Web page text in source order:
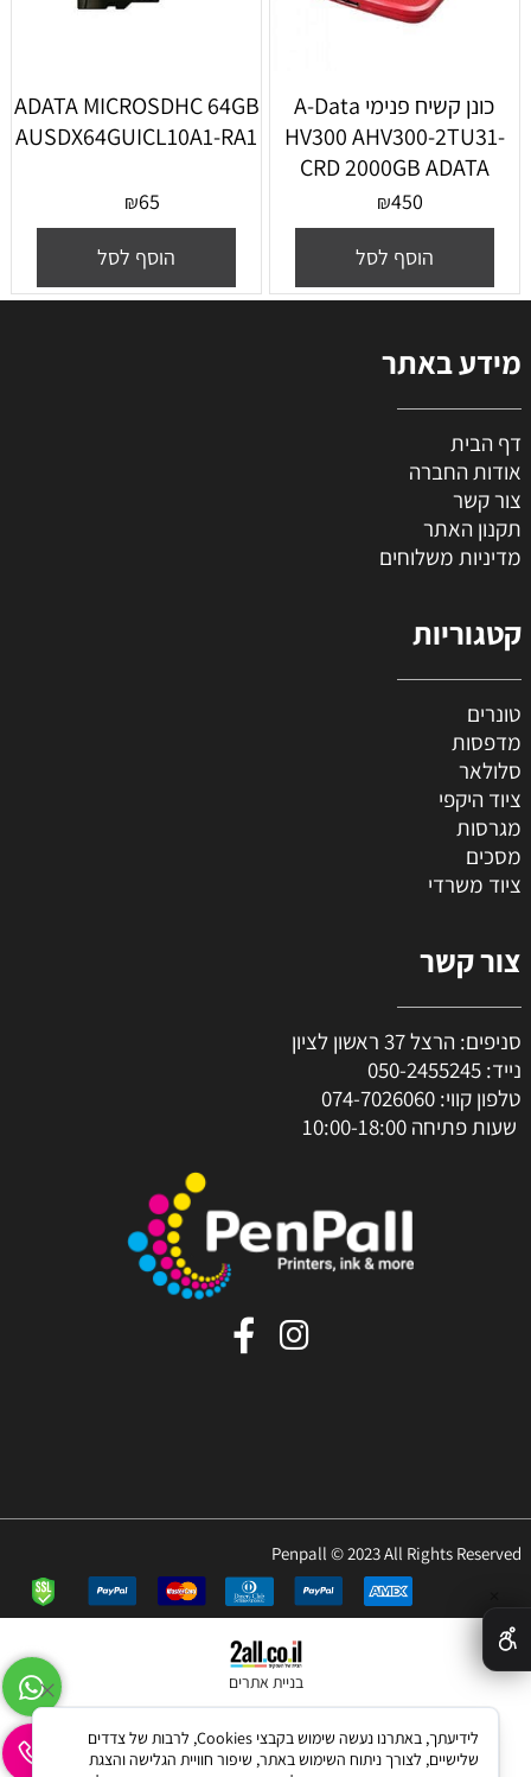
‏כונן קשיח ‏פנימי A-Data
HV300 AHV300-2TU31-
CRD 2000GB ADATA
₪450
הוסף לסל
ADATA MICROSDHC 64GB
AUSDX64GUICL10A1-RA1
₪65
הוסף לסל
מידע באתר
דף הבית
אודות החברה
צור קשר
תקנון האתר
מדיניות משלוחים
קטגוריות
טונרים
מדפסות
סלולאר
ציוד היקפי
מגרסות
מסכים
ציוד משרדי
צור קשר
סניפים: הרצל 37 ראשון לציון
נייד: 050-2455245
טלפון קווי: 074-7026060
שעות פתיחה 10:00-18:00
Penpall © 2023 All Rights Reserved
בניית אתרים
לידיעתך, באתרנו נעשה שימוש בקבצי Cookies, לרבות של צדדים
שלישיים, לצורך ניתוח השימוש באתר, שיפור חוויית הגלישה והצגת